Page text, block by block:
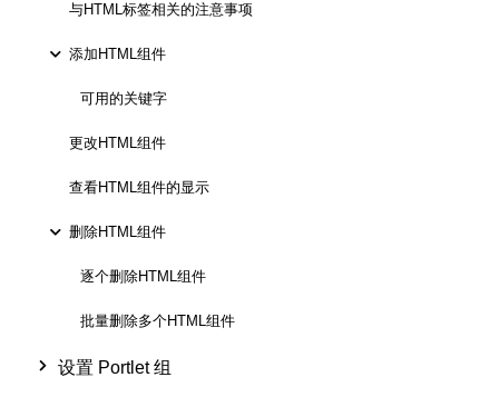
与HTML标签相关的注意事项
添加HTML组件
可用的关键字
更改HTML组件
查看HTML组件的显示
删除HTML组件
逐个删除HTML组件
批量删除多个HTML组件
设置 Portlet 组